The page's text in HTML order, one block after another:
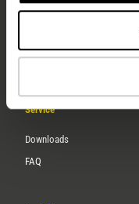
Unternehmen
Karriere
Service
Downloads
FAQ